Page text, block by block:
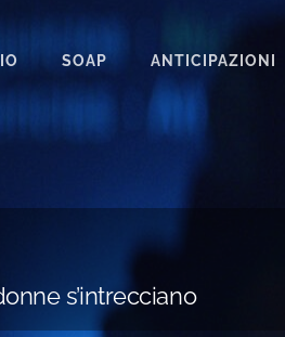
SOAP
TEMPESTA D’AMORE
ANTICIPAZIONI
s’intrecciano